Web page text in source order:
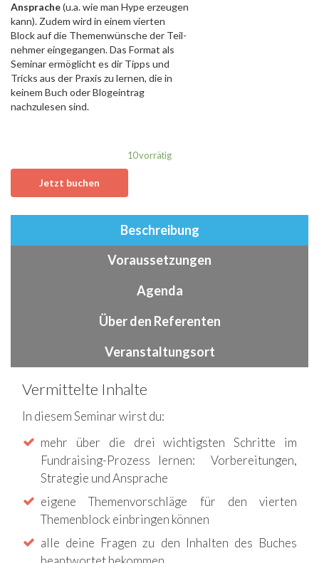
Ansprache(u.a. wie man Hype erzeugen
kann). Zudem wird in einem vierten
Block auf die Themen­wünsche der Teil­
nehmer eingegangen. Das Format als
Seminar ermöglicht es dir Tipps und
Tricks aus der Praxis zu lernen, die in
keinem Buch oder Blog­eintrag
nachzulesen sind.
10 vorrätig
Jetzt buchen
Beschreibung
Voraussetzungen
Agenda
Über den Referenten
Veranstaltungsort
Vermittelte Inhalte
In diesem Seminar wirst du:
mehr über die drei wichtigsten Schritte im
Fundraising-Prozess lernen: Vorbereitungen,
Strategie und Ansprache
eigene Themenvorschläge für den vierten
Themenblock einbringen können
alle deine Fragen zu den Inhalten des Buches